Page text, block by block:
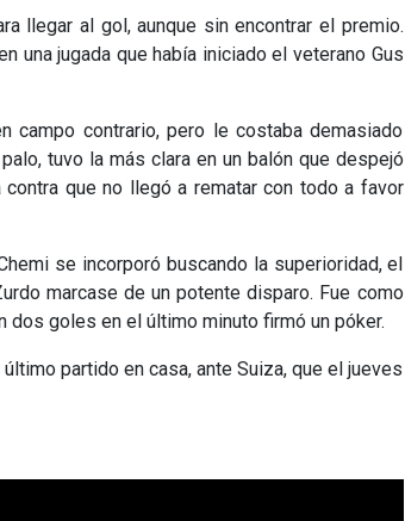
llegar al gol, aunque sin encontrar el premio.
una jugada que había iniciado el veterano Gus
campo contrario, pero le costaba demasiado
tuvo la más clara en un balón que despejó
que no llegó a rematar con todo a favor
se incorporó buscando la superioridad, el
marcase de un potente disparo. Fue como
dos goles en el último minuto firmó un póker.
partido en casa, ante Suiza, que el jueves